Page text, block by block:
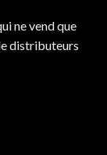
ne vend que
distributeurs